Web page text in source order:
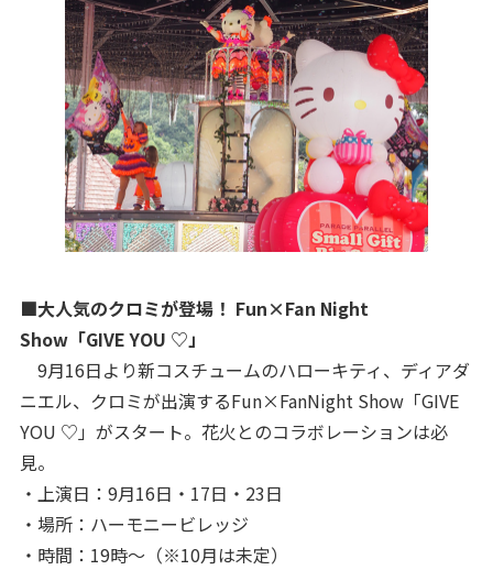
■大人気のクロミが登場！ Fun×Fan Night
Show「GIVE YOU ♡」
9月16日より新コスチュームのハローキティ、ディアダ
ニエル、クロミが出演するFun×FanNight Show「GIVE
YOU ♡」がスタート。花火とのコラボレーションは必
見。
・上演日：9月16日・17日・23日
・場所：ハーモニービレッジ
・時間：19時〜（※10月は未定）